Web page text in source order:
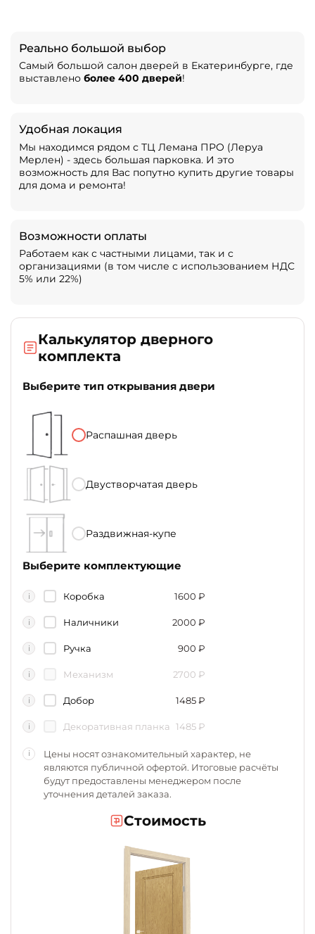
Реально большой выбор
Самый большой салон дверей в Екатеринбурге, где
выставлено более 400 дверей!
Удобная локация
Мы находимся рядом с ТЦ Лемана ПРО (Леруа
Мерлен) - здесь большая парковка. И это
возможность для Вас попутно купить другие товары
для дома и ремонта!
Возможности оплаты
Работаем как с частными лицами, так и с
организациями (в том числе с использованием НДС
5% или 22%)
Калькулятор дверного
комплекта
Выберите тип открывания двери
Распашная дверь
Двустворчатая дверь
Раздвижная-купе
Выберите комплектующие
i Коробка 1600 ₽
i Наличники 2000 ₽
i Ручка 900 ₽
i Механизм 2700 ₽
i Добор 1485₽
i Декоративная планка 1485 ₽
i
Цены носят ознакомительный характер, не
являются публичной офертой. Итоговые расчёты
будут предоставлены менеджером после
уточнения деталей заказа.
Стоимость